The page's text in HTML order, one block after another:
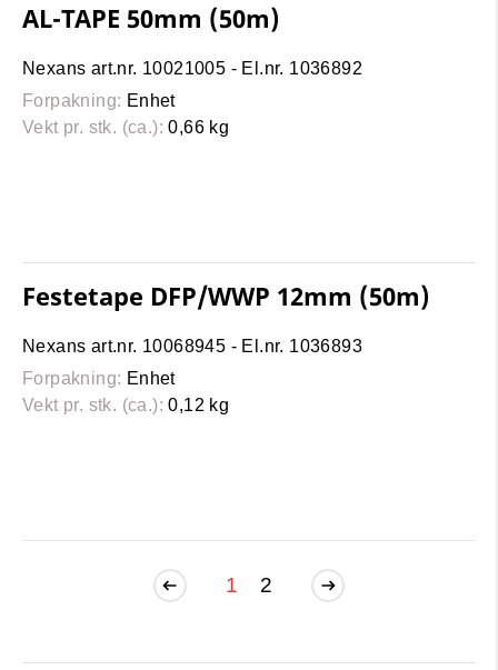
AL-TAPE 50mm (50m)
Nexans art.nr. 10021005 - El.nr. 1036892
Forpakning: Enhet
Vekt pr. stk. (ca.): 0,66 kg
Festetape DFP/WWP 12mm (50m)
Nexans art.nr. 10068945 - El.nr. 1036893
Forpakning: Enhet
Vekt pr. stk. (ca.): 0,12 kg
1 2